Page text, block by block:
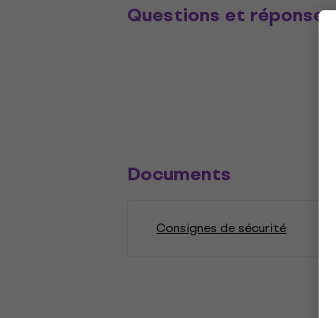
Questions et réponses
Documents
Consignes de sécurité